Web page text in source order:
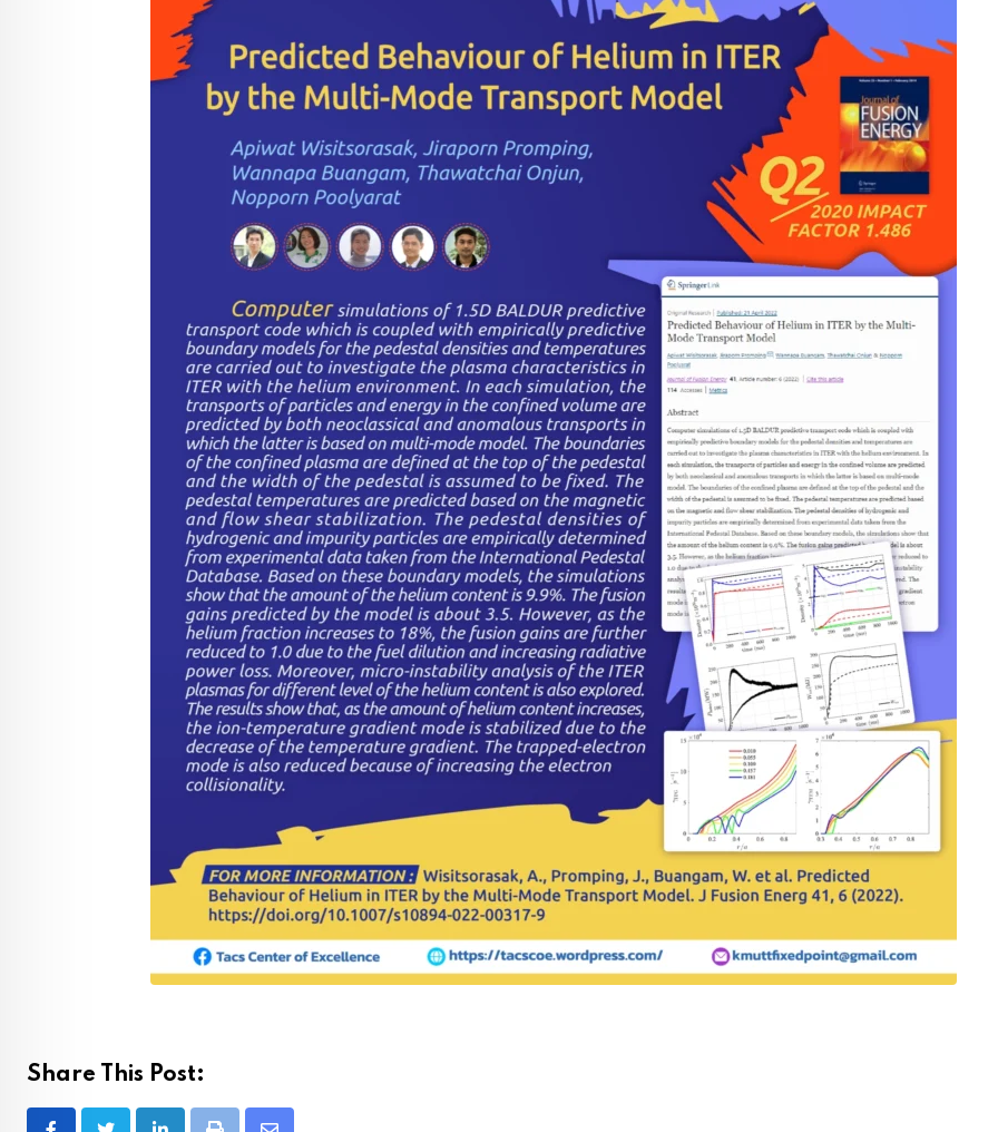
Share This Post: